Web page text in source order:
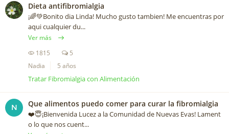
Dieta antifibromialgia
¡🌈💚Bonito dia Linda! Mucho gusto tambien! Me encuentras por
aqui cualquier du...
Ver más
1815
5
Nadia
5 años
Tratar Fibromialgia con Alimentación
N Que alimentos puedo comer para curar la fibromialgia
❤️️😇¡Bienvenida Lucez a la Comunidad de Nuevas Evas! Lament
o lo que nos cuent...